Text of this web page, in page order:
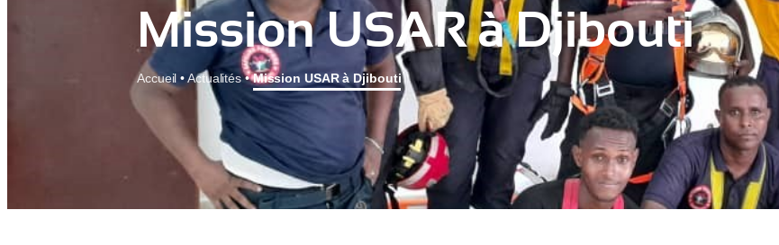
Mission USAR à Djibouti
Accueil •Actualités•Mission USAR à Djibouti